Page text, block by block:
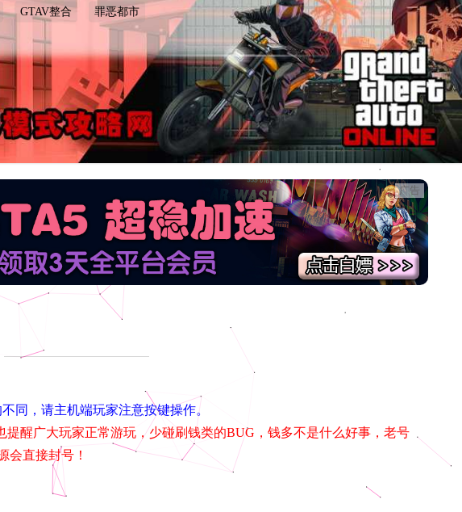
GTAV整合 罪恶都市
广告
同，请主机端玩家注意按键操作。
醒广大玩家正常游玩，少碰刷钱类的BUG，钱多不是什么好事，老号
会直接封号！